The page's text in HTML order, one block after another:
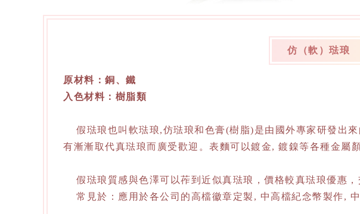
仿（軟）琺琅
原材料：銅、鐵
入色材料：樹脂類
假琺琅也叫軟琺琅,仿琺琅和色膏(樹脂)是由國外專家研發出來
有漸漸取代真琺琅而廣受歡迎。表麵可以鍍金, 鍍鎳等各種金屬
假琺琅質感與色澤可以莋到近似真琺琅，價格較真琺琅優惠，
常見於：應用於各公司的高檔徽章定製, 中高檔紀念幣製作,